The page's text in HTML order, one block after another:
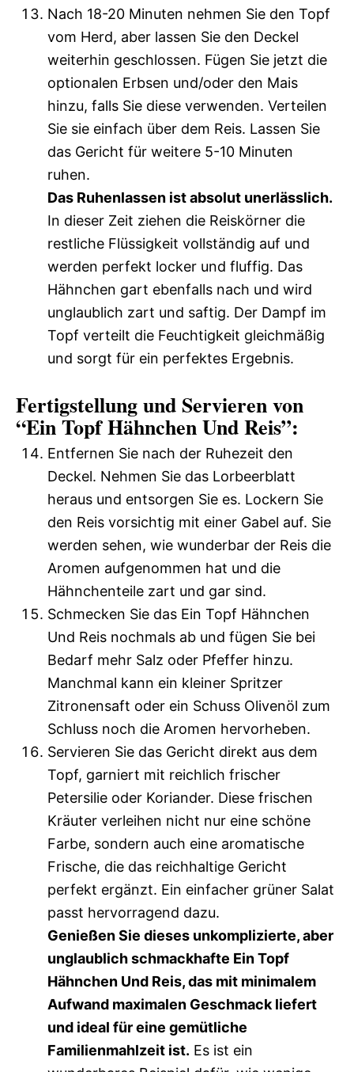
Nach 18-20 Minuten nehmen Sie den Topf
vom Herd, aber lassen Sie den Deckel
weiterhin geschlossen. Fügen Sie jetzt die
optionalen Erbsen und/oder den Mais
hinzu, falls Sie diese verwenden. Verteilen
Sie sie einfach über dem Reis. Lassen Sie
das Gericht für weitere 5-10 Minuten
ruhen.
Das Ruhenlassen ist absolut unerlässlich.
In dieser Zeit ziehen die Reiskörner die
restliche Flüssigkeit vollständig auf und
werden perfekt locker und fluffig. Das
Hähnchen gart ebenfalls nach und wird
unglaublich zart und saftig. Der Dampf im
Topf verteilt die Feuchtigkeit gleichmäßig
und sorgt für ein perfektes Ergebnis.
Fertigstellung und Servieren von
“Ein Topf Hähnchen Und Reis”:
Entfernen Sie nach der Ruhezeit den
Deckel. Nehmen Sie das Lorbeerblatt
heraus und entsorgen Sie es. Lockern Sie
den Reis vorsichtig mit einer Gabel auf. Sie
werden sehen, wie wunderbar der Reis die
Aromen aufgenommen hat und die
Hähnchenteile zart und gar sind.
Schmecken Sie das Ein Topf Hähnchen
Und Reis nochmals ab und fügen Sie bei
Bedarf mehr Salz oder Pfeffer hinzu.
Manchmal kann ein kleiner Spritzer
Zitronensaft oder ein Schuss Olivenöl zum
Schluss noch die Aromen hervorheben.
Servieren Sie das Gericht direkt aus dem
Topf, garniert mit reichlich frischer
Petersilie oder Koriander. Diese frischen
Kräuter verleihen nicht nur eine schöne
Farbe, sondern auch eine aromatische
Frische, die das reichhaltige Gericht
perfekt ergänzt. Ein einfacher grüner Salat
passt hervorragend dazu.
Genießen Sie dieses unkomplizierte, aber
unglaublich schmackhafte Ein Topf
Hähnchen Und Reis, das mit minimalem
Aufwand maximalen Geschmack liefert
und ideal für eine gemütliche
Familienmahlzeit ist. Es ist ein